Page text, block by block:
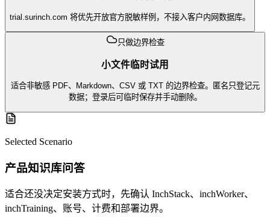
trial.surinch.com 将优先开放官方脱敏样例，不接入客户内网数据库。
只做边界检查
小文件临时试用
适合非敏感 PDF、Markdown、CSV 或 TXT 的边界检查。匿名只登记元
数据；登录后可临时保存并手动删除。
Selected Scenario
产品知识库问答
适合还没决定安装方式时，先确认 InchStack、inchWorker、
inchTraining、账号、计费和部署边界。